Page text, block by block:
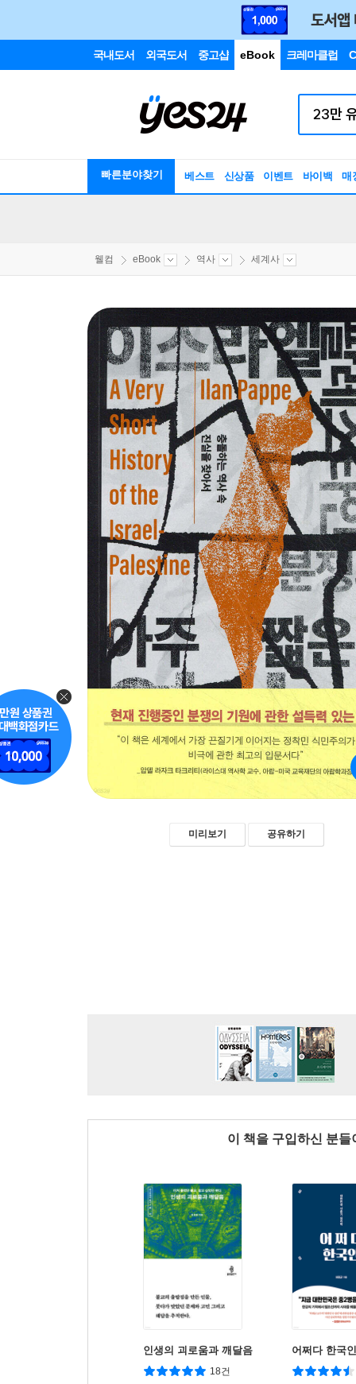
국내도서 외국도서 중고샵 eBook 크레마클럽
빠른분야찾기 베스트 신상품 이벤트 바이백 매
웰컴 eBook 역사 세계사
미리보기 공유하기
이 책을 구입하신 분
인생의 괴로움과 깨달음
18건
어쩌다 한국인